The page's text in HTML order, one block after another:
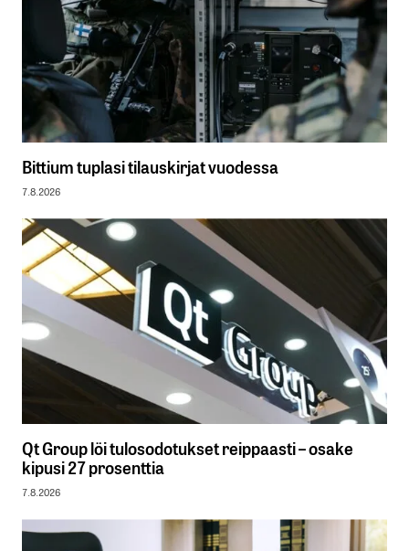
Bittium tuplasi tilauskirjat vuodessa
7.8.2026
Qt Group löi tulosodotukset reippaasti – osake
kipusi 27 prosenttia
7.8.2026